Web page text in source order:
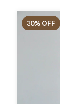
30% OFF